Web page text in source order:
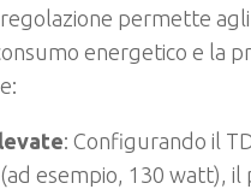
permette
energetico e la
: Configurando il
esempio, 130 watt),